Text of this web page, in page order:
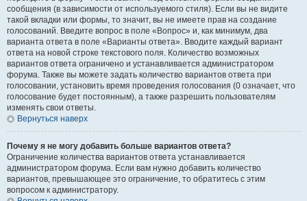
сообщения (в зависимости от используемого стиля). Если вы не видите
такой вкладки или формы, то значит, вы не имеете прав на создание
голосований. Введите вопрос в поле «Вопрос» и, как минимум, два
варианта ответа в поле «Варианты ответа». Вводите каждый вариант
ответа на новой строке текстового поля. Количество возможных
вариантов ответа ограничено и устанавливается администратором
форума. Также вы можете задать количество вариантов ответа при
голосовании, установить время проведения голосования (0 означает, что
голосование будет постоянным), а также разрешить пользователям
изменять свои ответы.
Вернуться наверх
Почему я не могу добавить больше вариантов ответа?
Ограничение количества вариантов ответа устанавливается
администратором форума. Если вам нужно добавить количество
вариантов, превышающее это ограничение, то обратитесь с этим
вопросом к администратору.